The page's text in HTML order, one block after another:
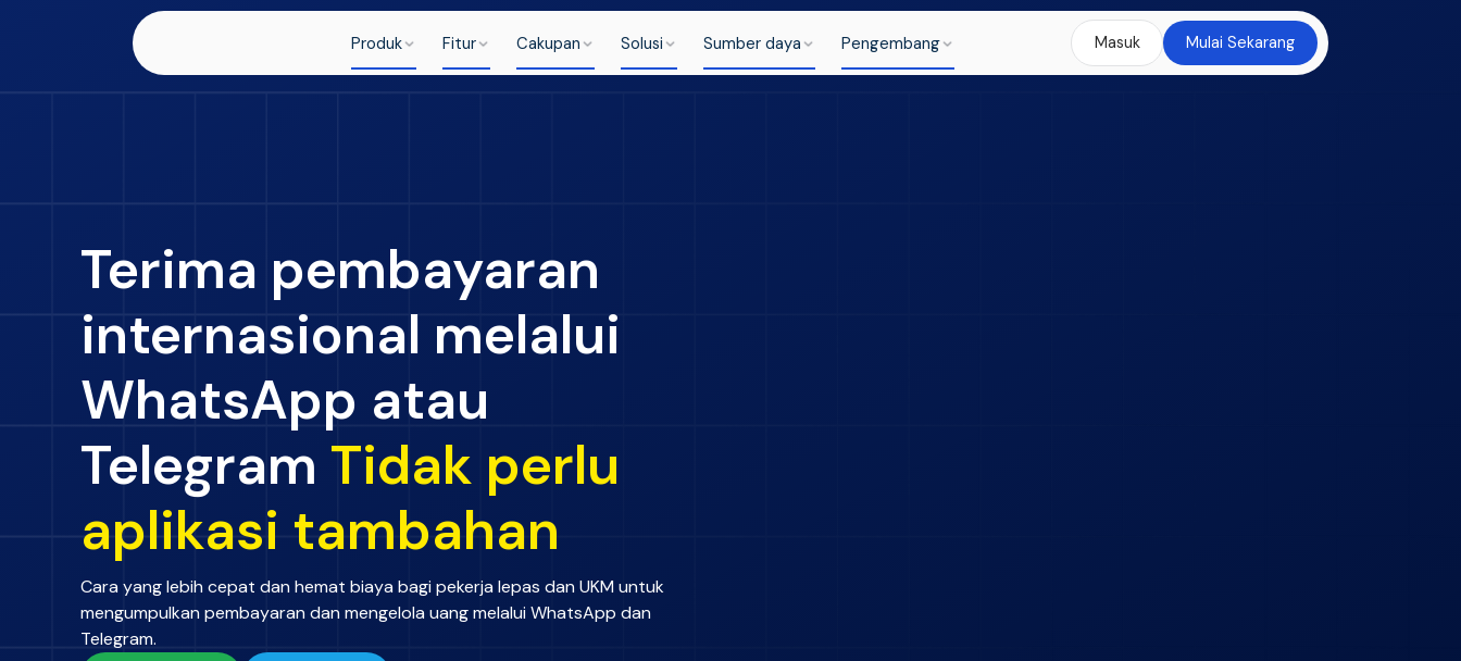
Produk Fitur Cakupan Solusi Sumber daya Pengembang Masuk Mulai Sekarang
Terima pembayaran
internasional melalui
WhatsApp atau
Telegram Tidak perlu
aplikasi tambahan
Cara yang lebih cepat dan hemat biaya bagi pekerja lepas dan UKM untuk
mengumpulkan pembayaran dan mengelola uang melalui WhatsApp dan
Telegram.